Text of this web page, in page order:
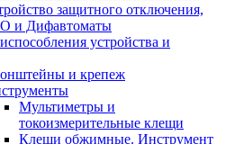
защитного отключения,
и Дифавтоматы
устройства и
и крепеж
Мультиметры и
токоизмерительные клещи
Клещи обжимные. Инструмент